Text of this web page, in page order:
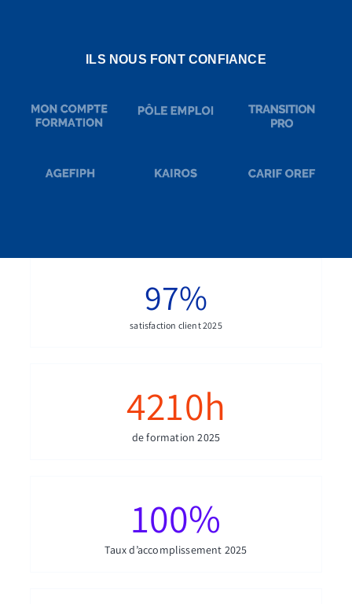
ILS NOUS FONT CONFIANCE
97%
satisfaction client 2025
4210h
de formation 2025
100%
Taux d’accomplissement 2025